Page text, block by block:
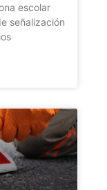
escolar
señalización